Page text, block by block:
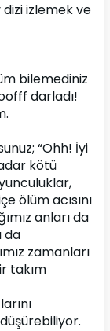
dizi izlemek ve
bilemediniz
darladı!
“Ohh! İyi
kötü
ölüm acısını
anları da
da
zamanları
takım